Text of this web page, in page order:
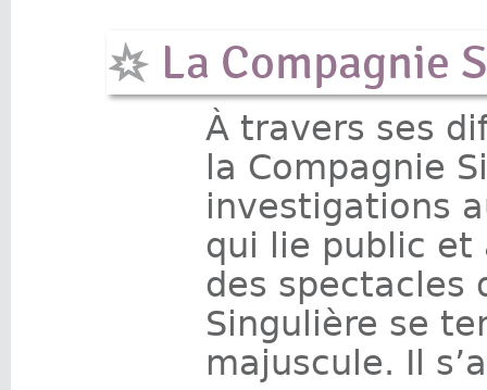
La Compagnie
À travers ses
la Compagnie
investigations
qui lie public et
des spectacles
Singulière se
majuscule. Il